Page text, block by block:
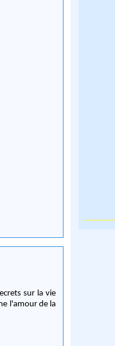
sur la vie
l'amour de la